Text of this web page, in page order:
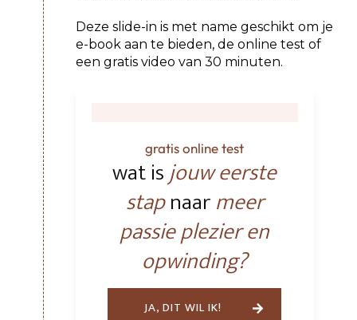
Deze slide-in is met name geschikt om je
e-book aan te bieden, de online test of
een gratis video van 30 minuten.
gratis online test
wat isjouw eerste
stapnaarmeer
passie plezier en
opwinding?
JA, DIT WIL IK!